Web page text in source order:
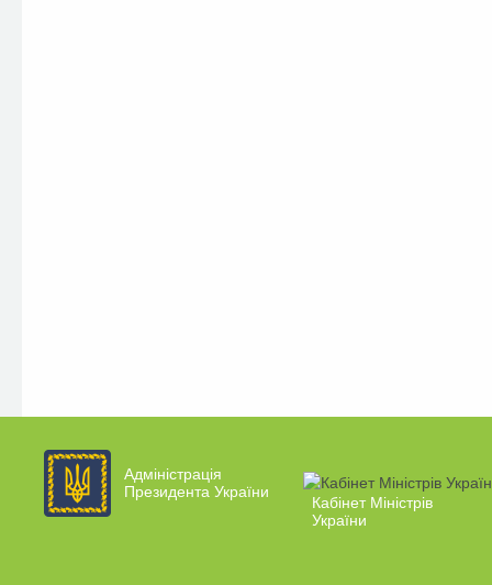
Адміністрація
Президента України
Кабінет Міністрів
України